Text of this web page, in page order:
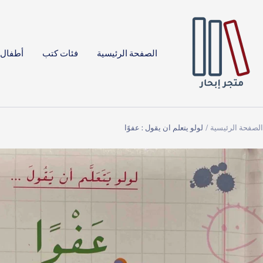
محتوي
الصفحة الرئيسية
فئات كتب أطفال
Bookstore
الصفحة الرئيسية لولو يتعلم ان يقول : عفوًا